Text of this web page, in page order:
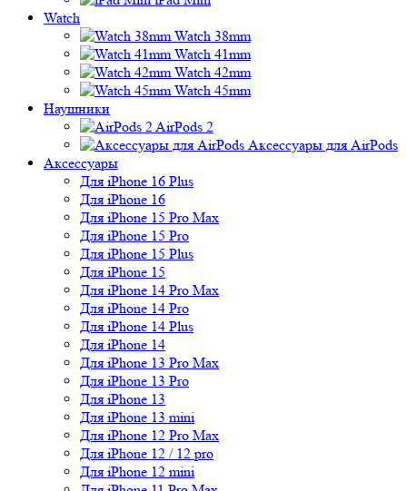
Watch
Watch 38mm
Watch 41mm
Watch 42mm
Watch 45mm
Наушники
AirPods 2
Аксессуары для AirPods
Аксессуары
Для iPhone 16 Plus
Для iPhone 16
Для iPhone 15 Pro Max
Для iPhone 15 Pro
Для iPhone 15 Plus
Для iPhone 15
Для iPhone 14 Pro Max
Для iPhone 14 Pro
Для iPhone 14 Plus
Для iPhone 14
Для iPhone 13 Pro Max
Для iPhone 13 Pro
Для iPhone 13
Для iPhone 13 mini
Для iPhone 12 Pro Max
Для iPhone 12 / 12 pro
Для iPhone 12 mini